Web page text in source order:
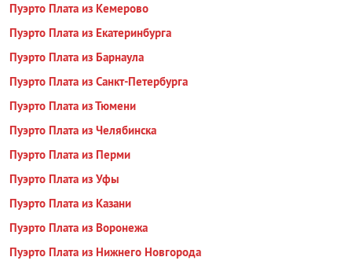
Пуэрто Плата из Кемерово
Пуэрто Плата из Екатеринбурга
Пуэрто Плата из Барнаула
Пуэрто Плата из Санкт-Петербурга
Пуэрто Плата из Тюмени
Пуэрто Плата из Челябинска
Пуэрто Плата из Перми
Пуэрто Плата из Уфы
Пуэрто Плата из Казани
Пуэрто Плата из Воронежа
Пуэрто Плата из Нижнего Новгорода